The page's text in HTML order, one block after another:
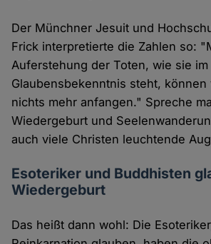
Der Münchner Jesuit und
Frick interpretierte die Zahlen so:
Auferstehung der Toten, wie sie
Glaubensbekenntnis steht,
nichts mehr anfangen." Spreche
Wiedergeburt und
auch viele Christen leuchtende
Esoteriker und Buddhisten
Wiedergeburt
Das heißt dann wohl: Die